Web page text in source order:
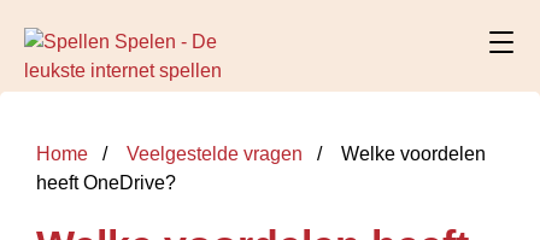
Home Veelgestelde vragen
Welke voordelen
heeft OneDrive?